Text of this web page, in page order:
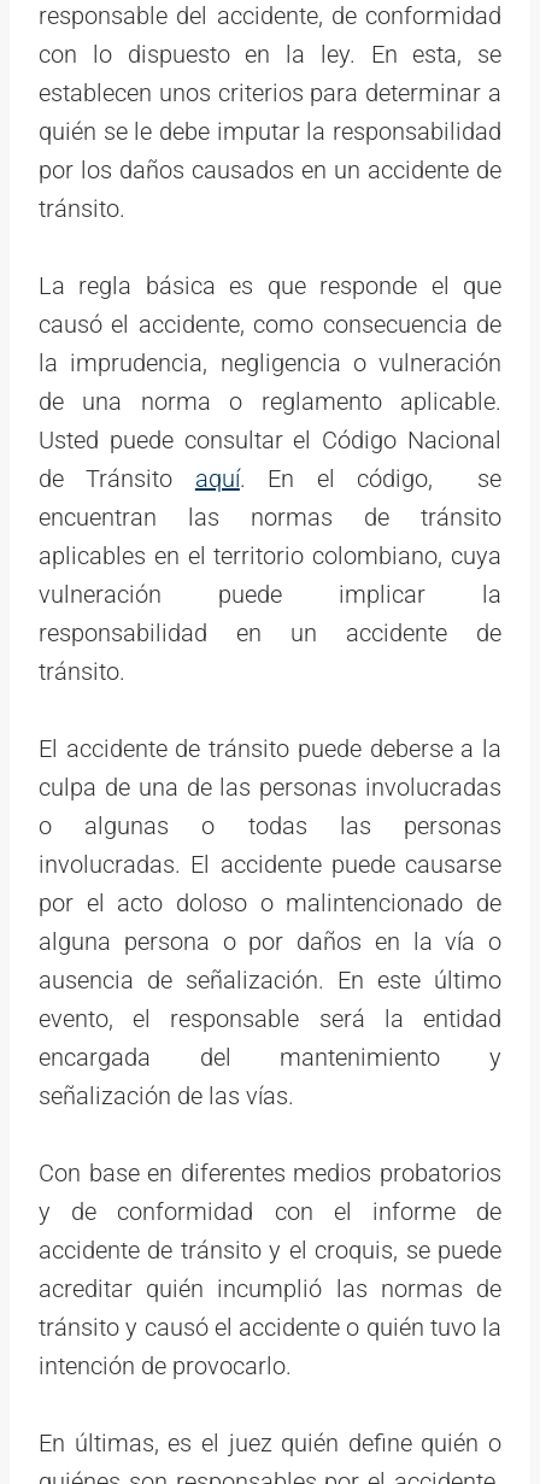
responsable del accidente, de conformidad
con lo dispuesto en la ley. En esta, se
establecen unos criterios para determinar a
quién se le debe imputar la responsabilidad
por los daños causados en un accidente de
tránsito.
La regla básica es que responde el que
causó el accidente, como consecuencia de
la imprudencia, negligencia o vulneración
de una norma o reglamento aplicable.
Usted puede consultar el Código Nacional
de Tránsito aquí. En el código, se
encuentran las normas de tránsito
aplicables en el territorio colombiano, cuya
vulneración puede implicar la
responsabilidad en un accidente de
tránsito.
El accidente de tránsito puede deberse a la
culpa de una de las personas involucradas
o algunas o todas las personas
involucradas. El accidente puede causarse
por el acto doloso o malintencionado de
alguna persona o por daños en la vía o
ausencia de señalización. En este último
evento, el responsable será la entidad
encargada del mantenimiento y
señalización de las vías.
Con base en diferentes medios probatorios
y de conformidad con el informe de
accidente de tránsito y el croquis, se puede
acreditar quién incumplió las normas de
tránsito y causó el accidente o quién tuvo la
intención de provocarlo.
En últimas, es el juez quién define quién o